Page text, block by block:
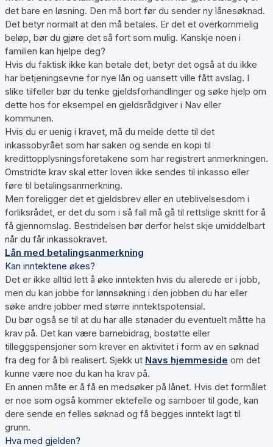
det bare en løsning. Den må bort før du sender ny lånesøknad.
Det betyr normalt at den må betales. Er det et overkommelig
beløp, bør du gjøre det så fort som mulig. Kanskje noen i
familien kan hjelpe deg?
Hvis du faktisk ikke kan betale det, betyr det også at du ikke
har betjeningsevne for nye lån og uansett ville fått avslag. I
slike tilfeller bør du tenke gjeldsforhandlinger og søke hjelp om
dette hos for eksempel en gjeldsrådgiver i Nav eller
kommunen.
Hvis du er uenig i kravet, må du melde dette til det
inkassobyrået som har saken og sende en kopi til
kredittopplysningsforetakene som har registrert anmerkningen.
Omstridte krav skal etter loven ikke sendes til inkasso eller
føre til betalingsanmerkning.
Men foreligger det et gjeldsbrev eller en uteblivelsesdom i
forliksrådet, er det du som i så fall må gå til rettslige skritt for å
få gjennomslag. Bestridelsen bør derfor helst skje umiddelbart
når du får inkassokravet.
Lån med betalingsanmerkning
Kan inntektene økes?
Det er ikke alltid lett å øke inntekten hvis du allerede er i jobb,
men du kan jobbe for lønnsøkning i den jobben du har eller
søke andre jobber med større inntektspotensial.
Du bør også se til at du har alle stønader du eventuelt måtte ha
krav på. Det kan være barnebidrag, bostøtte eller
tilleggspensjoner som krever en aktivitet i form av en søknad
fra deg for å bli realisert. Sjekk ut Navs hjemmeside om det
kunne være noe du kan ha krav på.
En annen måte er å få en medsøker på lånet. Hvis det formålet
er noe som også kommer ektefelle og samboer til gode, kan
dere sende en felles søknad og få begges inntekt lagt til
grunn.
Hva med gjelden?